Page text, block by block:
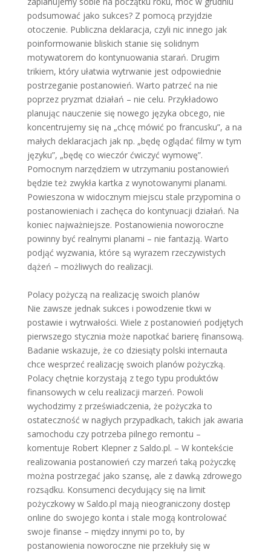
podsumować jako sukces? Z pomocą przyjdzie
otoczenie. Publiczna deklaracja, czyli nic innego jak
poinformowanie bliskich stanie się solidnym
motywatorem do kontynuowania starań. Drugim
trikiem, który ułatwia wytrwanie jest odpowiednie
postrzeganie postanowień. Warto patrzeć na nie
poprzez pryzmat działań – nie celu. Przykładowo
planując nauczenie się nowego języka obcego, nie
koncentrujemy się na „chcę mówić po francusku”, a na
małych deklaracjach jak np. „będę oglądać filmy w tym
języku”, „będę co wieczór ćwiczyć wymowę”.
Pomocnym narzędziem w utrzymaniu postanowień
będzie też zwykła kartka z wynotowanymi planami.
Powieszona w widocznym miejscu stale przypomina o
postanowieniach i zachęca do kontynuacji działań. Na
koniec najważniejsze. Postanowienia noworoczne
powinny być realnymi planami – nie fantazją. Warto
podjąć wyzwania, które są wyrazem rzeczywistych
dążeń – możliwych do realizacji.
Polacy pożyczą na realizację swoich planów
Nie zawsze jednak sukces i powodzenie tkwi w
postawie i wytrwałości. Wiele z postanowień podjętych
pierwszego stycznia może napotkać barierę finansową.
Badanie wskazuje, że co dziesiąty polski internauta
chce wesprzeć realizację swoich planów pożyczką.
Polacy chętnie korzystają z tego typu produktów
finansowych w celu realizacji marzeń. Powoli
wychodzimy z przeświadczenia, że pożyczka to
ostateczność w nagłych przypadkach, takich jak awaria
samochodu czy potrzeba pilnego remontu –
komentuje Robert Klepner z Saldo.pl. – W kontekście
realizowania postanowień czy marzeń taką pożyczkę
można postrzegać jako szansę, ale z dawką zdrowego
rozsądku. Konsumenci decydujący się na limit
pożyczkowy w Saldo.pl mają nieograniczony dostęp
online do swojego konta i stale mogą kontrolować
swoje finanse – między innymi po to, by
postanowienia noworoczne nie przekłuły się w